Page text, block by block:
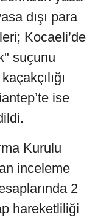
dışı para
Kocaeli’de
suçunu
ise
Kurulu
inceleme
2
hareketliliği